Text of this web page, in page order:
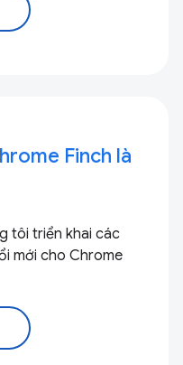
Finch là
tôi triển khai các
mới cho Chrome